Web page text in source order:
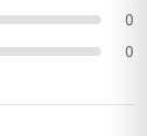
0
0